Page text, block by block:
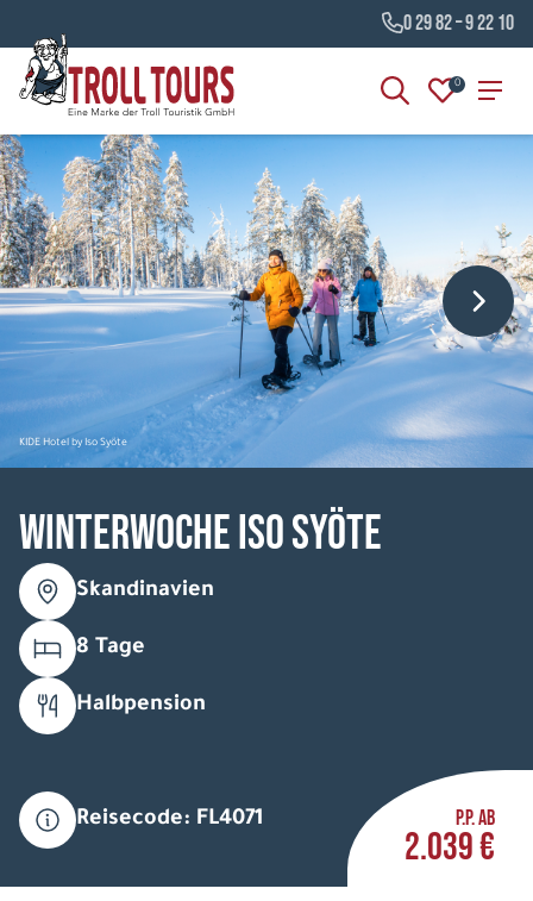
0 29 82 – 9 22 10
0
KIDE Hotel by Iso Syöte
Winterwoche Iso Syöte
Skandinavien
8 Tage
Halbpension
Reisecode: FL4071 P.P. AB
2.039 €